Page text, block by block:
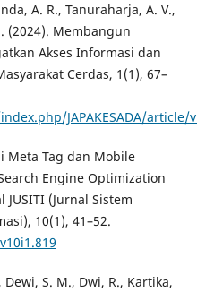
A. R., Tanuraharja, A. V.,
(2024). Membangun
Akses Informasi dan
Cerdas, 1(1), 67–
JAPAKESADA/article/
Meta Tag dan Mobile
Engine Optimization
JUSITI (Jurnal Sistem
10(1), 41–52.
S. M., Dwi, R., Kartika,